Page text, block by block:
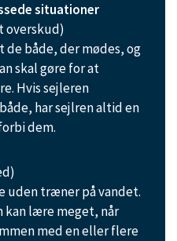
situationer
overskud)
de både, der mødes, og
skal gøre for at
Hvis sejleren
har sejlren altid en
dem.
uden træner på vandet.
kan lære meget, når
med en eller flere